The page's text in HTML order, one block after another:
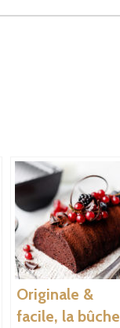
Originale &
facile, la bûche